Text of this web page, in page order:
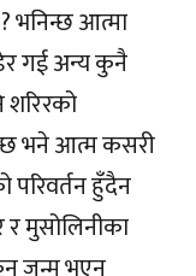
भनिन्छ आत्मा
गई अन्य कुनै
शरिरको
भने आत्म कसरी
हुँदैन
मुसोलिनीका